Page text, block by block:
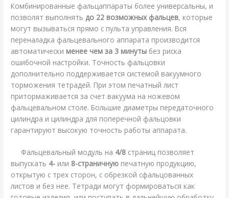
Комбинированные фальцаппараты более универсальны, и
позволят выполнять до 22 возможных фальцев, которые
могут вызываться прямо с пульта управления. Вся
переналадка фальцевального аппарата производится
автоматически менее чем за 3 минуты без риска
ошибочной настройки. Точность фальцовки
дополнительно поддерживается системой вакуумного
торможения тетрадей. При этом печатный лист
притормаживается за счет вакуума на ножевом
фальцевальном столе. Большие диаметры передаточного
цилиндра и цилиндра для поперечной фальцовки
гарантируют высокую точность работы аппарата.
Фальцевальный модуль на 4/8 страниц позволяет
выпускать 4- или 8-страничную печатную продукцию,
открытую с трех сторон, с обрезкой сфальцованных
листов и без нее. Тетради могут формироваться как